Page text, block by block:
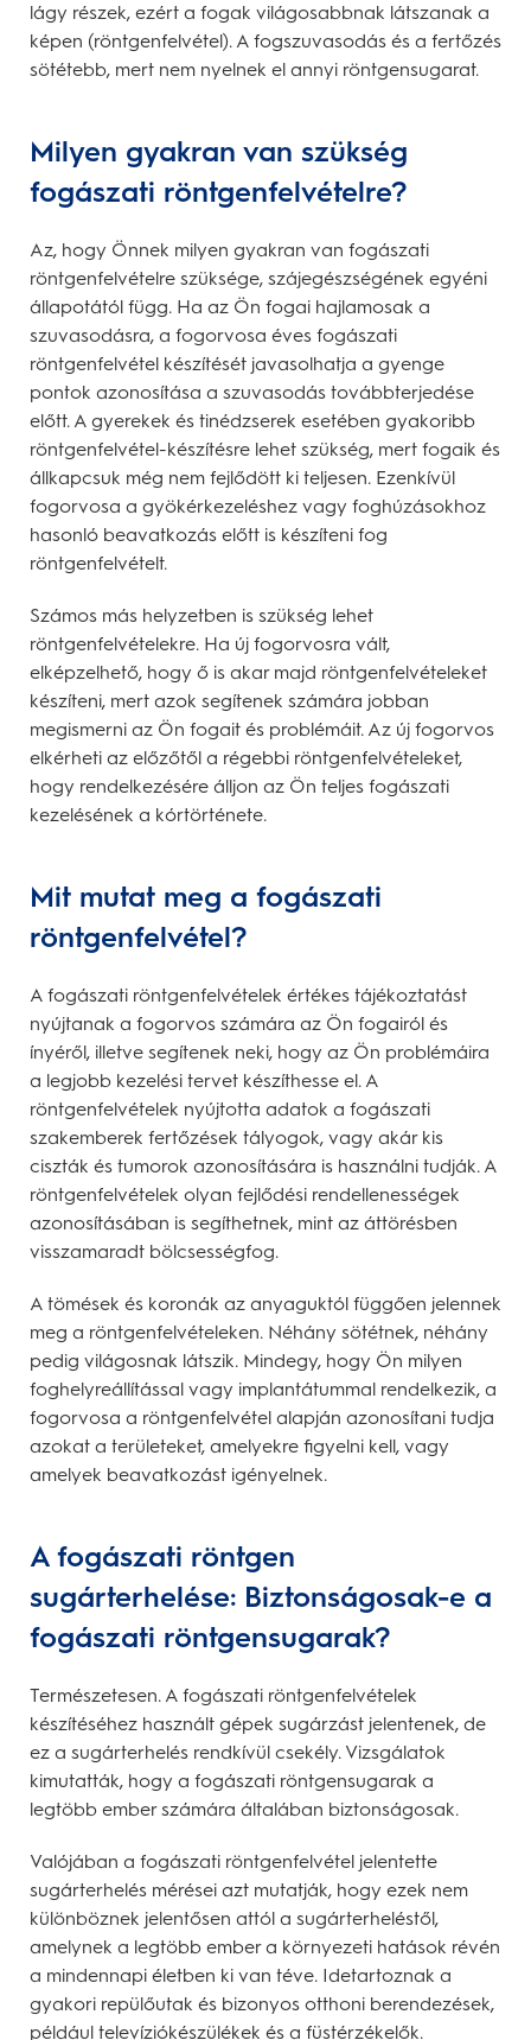
lágy részek, ezért a fogak világosabbnak látszanak a
képen (röntgenfelvétel). A fogszuvasodás és a fertőzés
sötétebb, mert nem nyelnek el annyi röntgensugarat.
Milyen gyakran van szükség
fogászati röntgenfelvételre?
Az, hogy Önnek milyen gyakran van fogászati
röntgenfelvételre szüksége, szájegészségének egyéni
állapotától függ. Ha az Ön fogai hajlamosak a
szuvasodásra, a fogorvosa éves fogászati
röntgenfelvétel készítését javasolhatja a gyenge
pontok azonosítása a szuvasodás továbbterjedése
előtt. A gyerekek és tinédzserek esetében gyakoribb
röntgenfelvétel-készítésre lehet szükség, mert fogaik és
állkapcsuk még nem fejlődött ki teljesen. Ezenkívül
fogorvosa a gyökérkezeléshez vagy foghúzásokhoz
hasonló beavatkozás előtt is készíteni fog
röntgenfelvételt.
Számos más helyzetben is szükség lehet
röntgenfelvételekre. Ha új fogorvosra vált,
elképzelhető, hogy ő is akar majd röntgenfelvételeket
készíteni, mert azok segítenek számára jobban
megismerni az Ön fogait és problémáit. Az új fogorvos
elkérheti az előzőtől a régebbi röntgenfelvételeket,
hogy rendelkezésére álljon az Ön teljes fogászati
kezelésének a kórtörténete.
Mit mutat meg a fogászati
röntgenfelvétel?
A fogászati röntgenfelvételek értékes tájékoztatást
nyújtanak a fogorvos számára az Ön fogairól és
ínyéről, illetve segítenek neki, hogy az Ön problémáira
a legjobb kezelési tervet készíthesse el. A
röntgenfelvételek nyújtotta adatok a fogászati
szakemberek fertőzések tályogok, vagy akár kis
ciszták és tumorok azonosítására is használni tudják. A
röntgenfelvételek olyan fejlődési rendellenességek
azonosításában is segíthetnek, mint az áttörésben
visszamaradt bölcsességfog.
A tömések és koronák az anyaguktól függően jelennek
meg a röntgenfelvételeken. Néhány sötétnek, néhány
pedig világosnak látszik. Mindegy, hogy Ön milyen
foghelyreállítással vagy implantátummal rendelkezik, a
fogorvosa a röntgenfelvétel alapján azonosítani tudja
azokat a területeket, amelyekre figyelni kell, vagy
amelyek beavatkozást igényelnek.
A fogászati röntgen
sugárterhelése: Biztonságosak-e a
fogászati röntgensugarak?
Természetesen. A fogászati röntgenfelvételek
készítéséhez használt gépek sugárzást jelentenek, de
ez a sugárterhelés rendkívül csekély. Vizsgálatok
kimutatták, hogy a fogászati röntgensugarak a
legtöbb ember számára általában biztonságosak.
Valójában a fogászati röntgenfelvétel jelentette
sugárterhelés mérései azt mutatják, hogy ezek nem
különböznek jelentősen attól a sugárterheléstől,
amelynek a legtöbb ember a környezeti hatások révén
a mindennapi életben ki van téve. Idetartoznak a
gyakori repülőutak és bizonyos otthoni berendezések,
például televíziókészülékek és a füstérzékelők.